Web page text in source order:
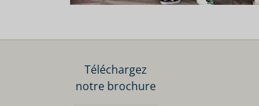
Téléchargez
notre brochure